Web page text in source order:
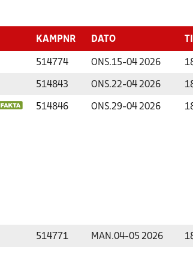
KAMPNR DATO
514774 ONS.15-04 2026
514843 ONS.22-04 2026
514846 ONS.29-04 2026
514771 MAN.04-05 2026